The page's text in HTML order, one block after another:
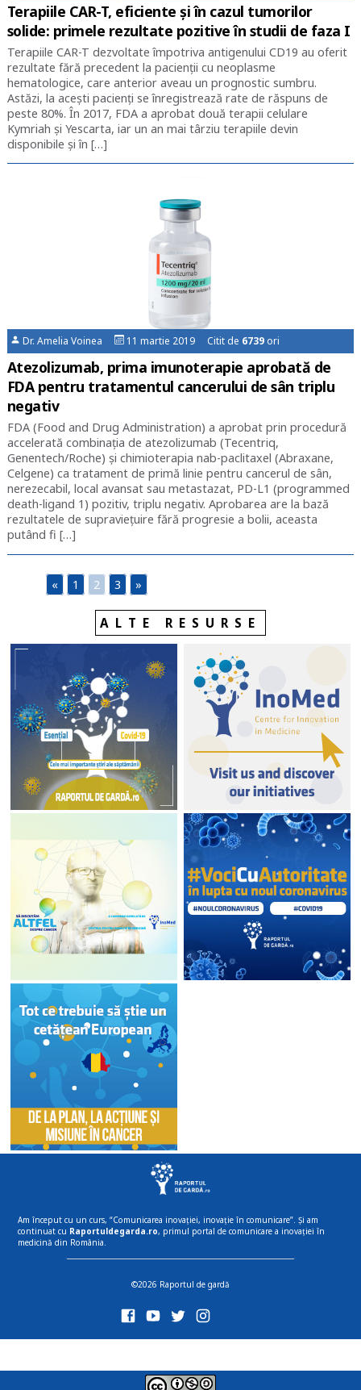
Terapiile CAR-T, eficiente și în cazul tumorilor
solide: primele rezultate pozitive în studii de faza I
Terapiile CAR-T dezvoltate împotriva antigenului CD19 au oferit
rezultate fără precedent la pacienții cu neoplasme
hematologice, care anterior aveau un prognostic sumbru.
Astăzi, la acești pacienți se înregistrează rate de răspuns de
peste 80%. În 2017, FDA a aprobat două terapii celulare
Kymriah și Yescarta, iar un an mai târziu terapiile devin
disponibile și în […]
Dr. Amelia Voinea 11 martie 2019 Citit de 6739 ori
Atezolizumab, prima imunoterapie aprobată de
FDA pentru tratamentul cancerului de sân triplu
negativ
FDA (Food and Drug Administration) a aprobat prin procedură
accelerată combinația de atezolizumab (Tecentriq,
Genentech/Roche) și chimioterapia nab-paclitaxel (Abraxane,
Celgene) ca tratament de primă linie pentru cancerul de sân,
nerezecabil, local avansat sau metastazat, PD-L1 (programmed
death-ligand 1) pozitiv, triplu negativ. Aprobarea are la bază
rezultatele de supraviețuire fără progresie a bolii, aceasta
putând fi […]
« 1 2 3 »
ALTE RESURSE
Am început cu un curs, “Comunicarea inovației, inovație în comunicare”. Și am
continuat cu Raportuldegarda.ro, primul portal de comunicare a inovației în
medicină din România.
©2026 Raportul de gardă